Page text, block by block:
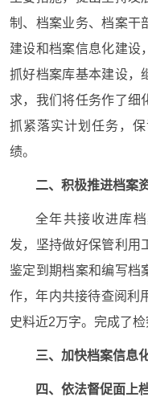
制、档案业务、档案干
建设和档案信息化建设
抓好档案库基本建设，
求，我们将任务作了细
抓紧落实计划任务，
绩。
二、积极推进档案
全年共接收进库
发，坚持做好保管利用
鉴定到期档案和编写档
作，年内共接待查阅利
史料近2万字。完成了
三、加快档案信息
四、依法督促面上